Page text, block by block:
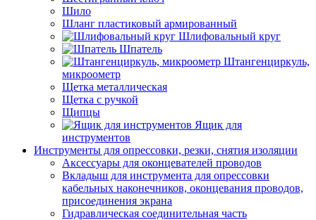
Шило
Шланг пластиковый армированный
Шлифовальный круг
Шпатель
Штангенциркуль,
микроометр
Щетка металлическая
Щетка с ручкой
Щипцы
Ящик для
инструментов
Инструменты для опрессовки, резки, снятия изоляции
Аксессуары для оконцевателей проводов
Вкладыш для инструмента для опрессовки
кабельных наконечников, оконцевания проводов,
присоединения экрана
Гидравлическая соединительная часть